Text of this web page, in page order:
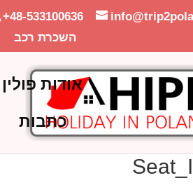
+48-533100636
השכרת רכב
אודות פולין
כתבות